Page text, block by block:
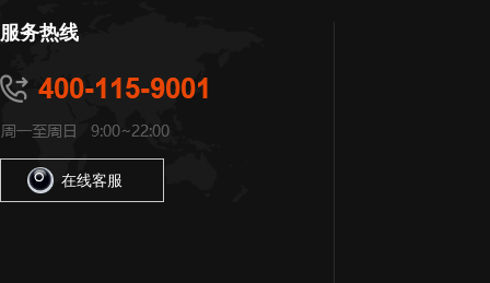
服务热线
在线客服